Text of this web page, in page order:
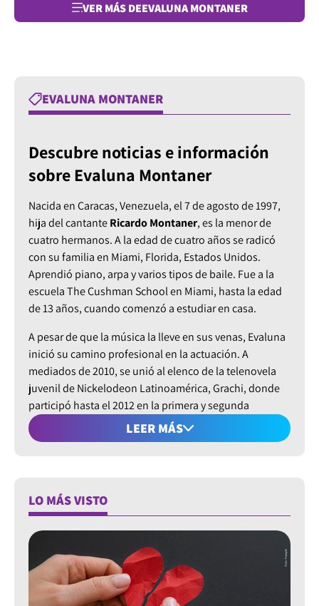
VER MÁS DEEVALUNA MONTANER
EVALUNA MONTANER
Descubre noticias e información
sobre Evaluna Montaner
Nacida en Caracas, Venezuela, el 7 de agosto de 1997,
hija del cantanteRicardo Montaner, es la menor de
cuatro hermanos. A la edad de cuatro años se radicó
con su familia en Miami, Florida, Estados Unidos.
Aprendió piano, arpa y varios tipos de baile. Fue a la
escuela The Cushman School en Miami, hasta la edad
de 13 años, cuando comenzó a estudiar en casa.
A pesar de que la música la lleve en sus venas, Evaluna
inició su camino profesional en la actuación. A
mediados de 2010, se unió al elenco de la telenovela
juvenil de Nickelodeon Latinoamérica, Grachi, donde
participó hasta el 2012 en la primera y segunda
temporada. Obtuvo un rol secundario interpretando a
Melanie Esquivel, la hermana del protagonista.
llevarla a las giras de ‘Viajero Frecuente Tour’, que dio
inicio a su carrera como cantante. La canción fue
presentada por primera vez en Argentina, durante el
programa homenaje a Ricardo Montaner. En 2018,
después de cuatro años sin cantar escribió las
canciones 'Me liberé' y 'Por tu amor'. En 2019, fue la
LEER MÁS
LO MÁS VISTO